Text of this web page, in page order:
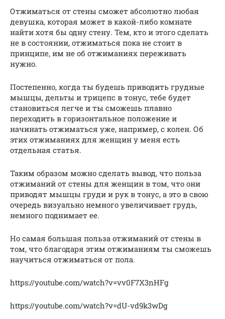
Отжиматься от стены сможет абсолютно любая
девушка, которая может в какой-либо комнате
найти хотя бы одну стену. Тем, кто и этого сделать
не в состоянии, отжиматься пока не стоит в
принципе, им не об отжиманиях переживать
нужно.
Постепенно, когда ты будешь приводить грудные
мышцы, дельты и трицепс в тонус, тебе будет
становиться легче и ты сможешь плавно
переходить в горизонтальное положение и
начинать отжиматься уже, например, с колен. Об
этих отжиманиях для женщин у меня есть
отдельная статья.
Таким образом можно сделать вывод, что польза
отжиманий от стены для женщин в том, что они
приводят мышцы груди и рук в тонус, а это в свою
очередь визуально немного увеличивает грудь,
немного поднимает ее.
Но самая большая польза отжиманий от стены в
том, что благодаря этим отжиманиям ты сможешь
научиться отжиматься от пола.
https://youtube.com/watch?v=vv0F7X3nHFg
https://youtube.com/watch?v=dU-vd9k3wDg